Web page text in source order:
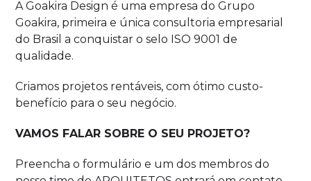
A Goakira Design é uma empresa do Grupo
Goakira, primeira e única consultoria empresarial
do Brasil a conquistar o selo ISO 9001 de
qualidade.
Criamos projetos rentáveis, com ótimo custo-
benefício para o seu negócio.
VAMOS FALAR SOBRE O SEU PROJETO?
Preencha o formulário e um dos membros do